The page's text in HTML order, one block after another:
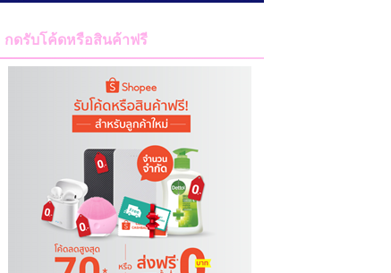
กดรับโค้ดหรือสินค้าฟรี